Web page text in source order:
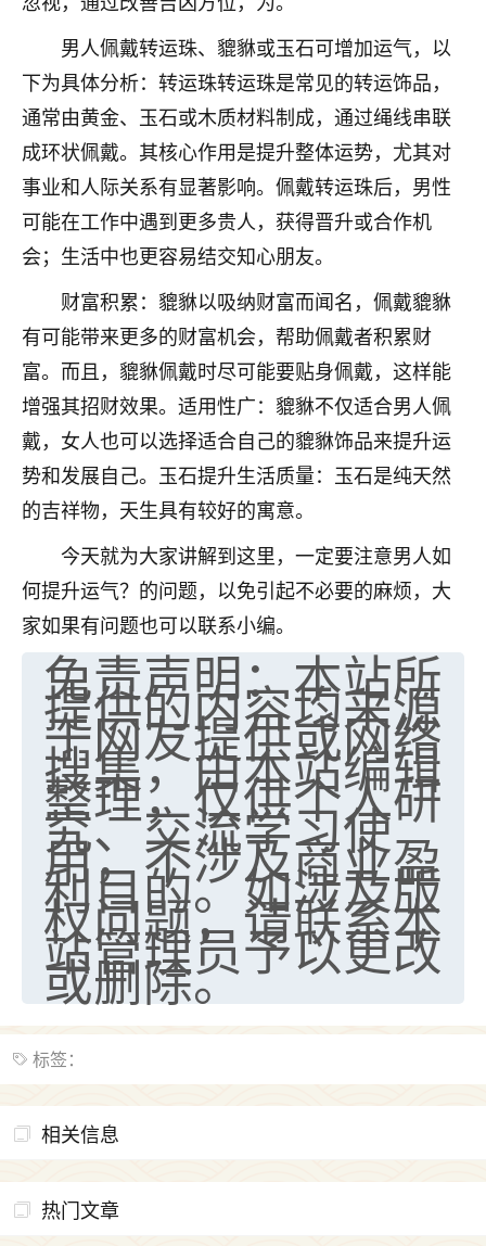
男人佩戴转运珠、貔貅或玉石可增加运气，以
下为具体分析：转运珠转运珠是常见的转运饰品，
通常由黄金、玉石或木质材料制成，通过绳线串联
成环状佩戴。其核心作用是提升整体运势，尤其对
事业和人际关系有显著影响。佩戴转运珠后，男性
可能在工作中遇到更多贵人，获得晋升或合作机
会；生活中也更容易结交知心朋友。
财富积累：貔貅以吸纳财富而闻名，佩戴貔貅
有可能带来更多的财富机会，帮助佩戴者积累财
富。而且，貔貅佩戴时尽可能要贴身佩戴，这样能
增强其招财效果。适用性广：貔貅不仅适合男人佩
戴，女人也可以选择适合自己的貔貅饰品来提升运
势和发展自己。玉石提升生活质量：玉石是纯天然
的吉祥物，天生具有较好的寓意。
今天就为大家讲解到这里，一定要注意男人如
何提升运气？的问题，以免引起不必要的麻烦，大
家如果有问题也可以联系小编。
免责声明：本站所
提供的内容均来源
于网友提供或网络
搜集，由本站编辑
整理，仅供个人研
究、交流学习使
用，不涉及商业盈
利目的。如涉及版
权问题，请联系本
站管理员予以更改
或删除。
标签：
相关信息
热门文章
1天前 来自江西 12
青春168
我也想要，我也想要！
2天前 来自山西 15
Jessica李
老师做不做超度法事？我想给我奶奶做超度，她今年
刚去世了。
七零老顽童：我母亲前年离世，刚开始我经常
做梦梦见她，后来也是朋友介绍，找到慧来老
师，安排了超度法事，做梦再也没有梦到过
了，一开始是半信半疑的，图个心安，给亡母
超度，现在看来，人不信也不行。
2天前 来自云南 11
优秀的张同学
2天前 来自山西 15